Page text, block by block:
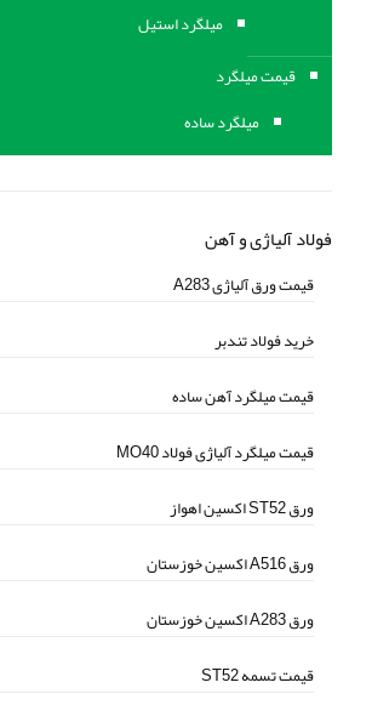
میلگرد استیل
قیمت میلگرد
میلگرد ساده
فولاد آلیاژی و آهن
قیمت ورق آلیاژی A283
خرید فولاد تندبر
قیمت میلگرد آهن ساده
قیمت میلگرد آلیاژی فولاد MO40
ورق ST52 اکسین اهواز
ورق A516 اکسین خوزستان
ورق A283 اکسین خوزستان
قیمت تسمه ST52